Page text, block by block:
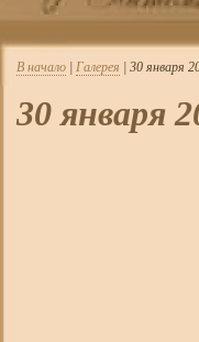
В начало Галерея | 30 января
30 января